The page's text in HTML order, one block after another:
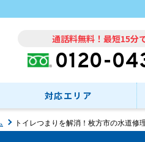
通話料無料！最短15分
0120-
対応エリア
トイレつまりを解消！枚方市の水道修